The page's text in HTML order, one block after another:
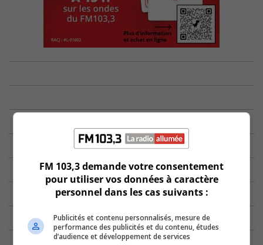
FM 103,3 demande votre consentement
pour utiliser vos données à caractère
personnel dans les cas suivants :
Publicités et contenu personnalisés, mesure de
performance des publicités et du contenu, études
d’audience et développement de services